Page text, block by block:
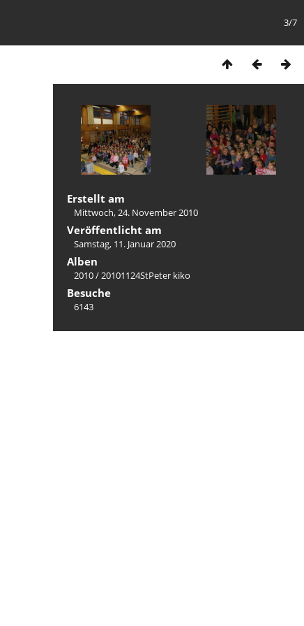
3/7
Erstellt am
Mittwoch, 24. November 2010
Veröffentlicht am
Samstag, 11. Januar 2020
Alben
2010/20101124StPeter kiko
Besuche
6143